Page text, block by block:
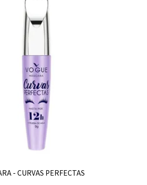
- CURVAS PERFECTAS